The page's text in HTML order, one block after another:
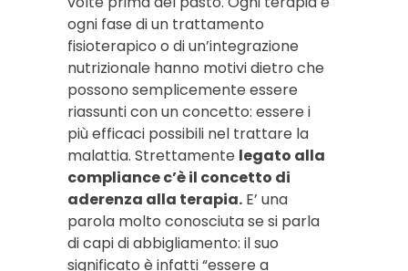
ogni fase di un trattamento
fisioterapico o di un’integrazione
nutrizionale hanno motivi dietro che
possono semplicemente essere
riassunti con un concetto: essere i
più efficaci possibili nel trattare la
malattia. Strettamente legato alla
compliance c’è il concetto di
aderenza alla terapia. E’ una
parola molto conosciuta se si parla
di capi di abbigliamento: il suo
significato è infatti “essere a